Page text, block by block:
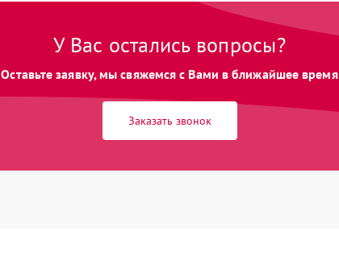
У Вас остались вопросы?
Оставьте заявку, мы свяжемся с Вами в ближайшее время
Заказать звонок